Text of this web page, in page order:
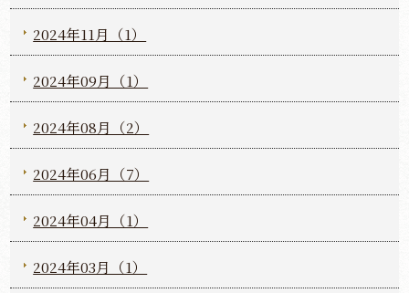
2024年11月（1）
2024年09月（1）
2024年08月（2）
2024年06月（7）
2024年04月（1）
2024年03月（1）